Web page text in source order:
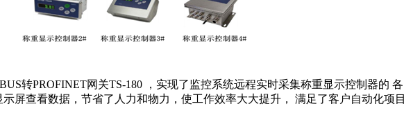
转PROFINET网关TS-180
，实现了监控系统远程实时采集称重显示控制器的 各
屏查看数据，节省了人力和物力，使工作效率大大提升， 满足了客户自动化项目